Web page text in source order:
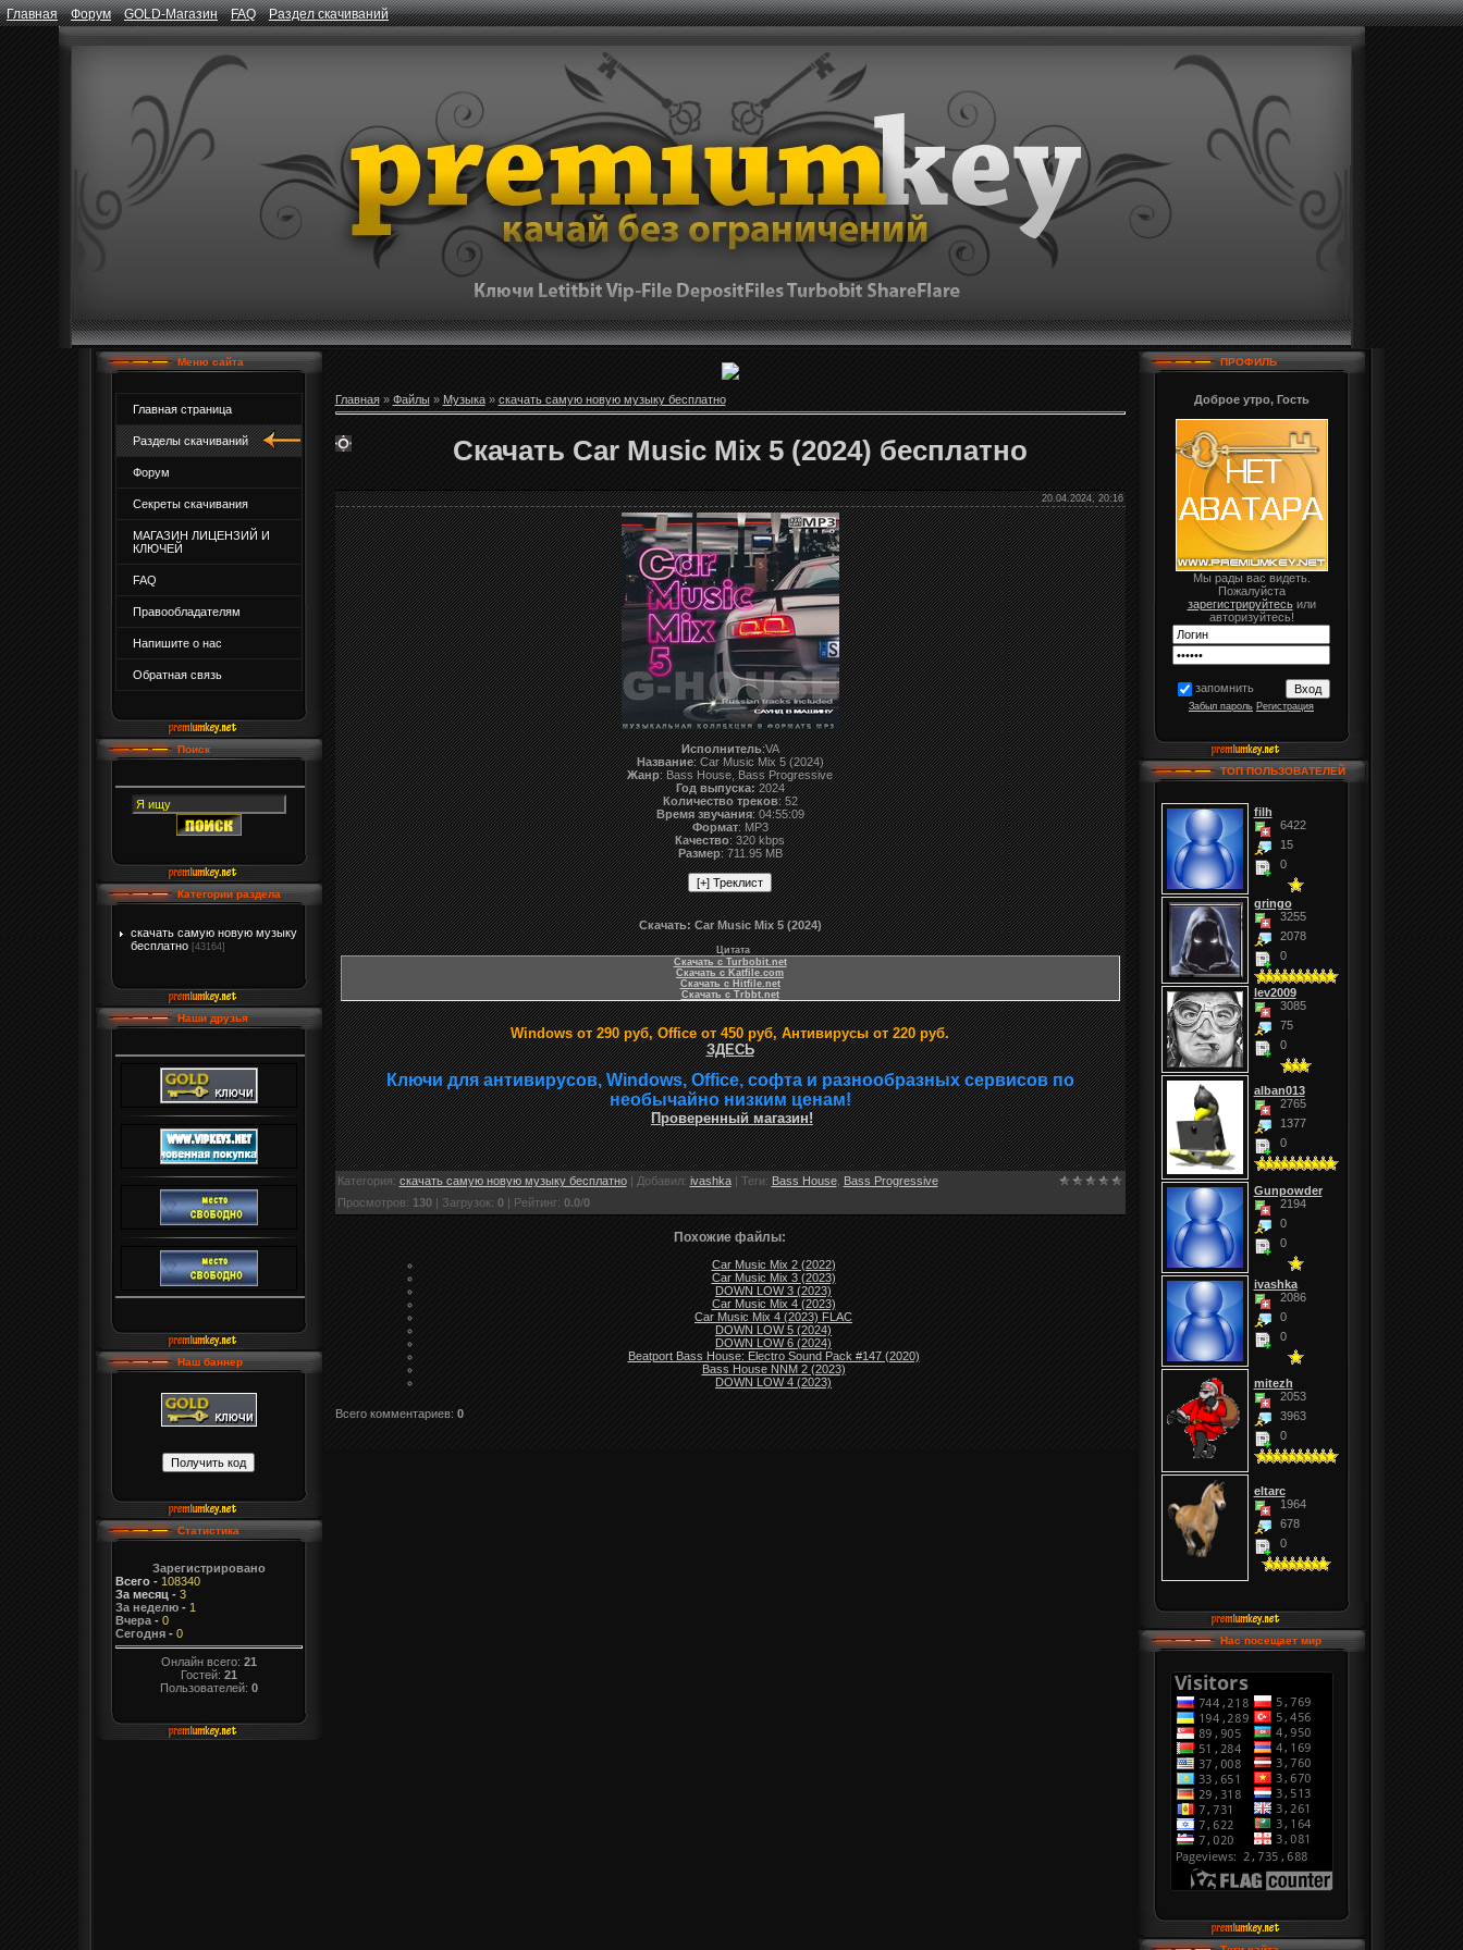
Главная Форум GOLD-Магазин FAQ Раздел скачиваний
Меню сайта
Главная страница
Разделы скачиваний
Форум
Секреты скачивания
МАГАЗИН ЛИЦЕНЗИЙ И
КЛЮЧЕЙ
FAQ
Правообладателям
Напишите о нас
Обратная связь
Поиск
Категории раздела
скачать самую новую музыку
бесплатно [43164]
Наши друзья
Наш баннер
Статистика
Зарегистрировано
Всего- 108340
За месяц - 3
За неделю- 1
Вчера- 0
Сегодня- 0
Онлайн всего: 21
Гостей: 21
Пользователей: 0
Главная» Файлы» Музыка» скачать самую новую музыку бесплатно
Скачать Car Music Mix 5 (2024) бесплатно
20.04.2024, 20:16
Исполнитель:VA
Название: Car Music Mix 5 (2024)
Жанр: Bass House, Bass Progressive
Год выпуска:2024
Количество треков: 52
Время звучания: 04:55:09
Формат: MP3
Качество: 320 kbps
Размер: 711.95 MB
Скачать: Car Music Mix 5 (2024)
Цитата
Скачать с Turbobit.net
Скачать с Katfile.com
Скачать с Hitfile.net
Скачать с Trbbt.net
Windows от 290 руб, Office от 450 руб, Антивирусы от 220 руб.
ЗДЕСЬ
Ключи для антивирусов, Windows, Office, софта и разнообразных сервисов по
необычайно низким ценам!
Проверенный магазин!
Категория: скачать самую новую музыку бесплатно| Добавил: ivashka| Теги: Bass House, Bass Progressive
Просмотров: 130| Загрузок: 0| Рейтинг: 0.0/0
Похожие файлы:
Car Music Mix 2 (2022)
Car Music Mix 3 (2023)
DOWN LOW 3 (2023)
Car Music Mix 4 (2023)
Car Music Mix 4 (2023) FLAC
DOWN LOW 5 (2024)
DOWN LOW 6 (2024)
Beatport Bass House: Electro Sound Pack #147 (2020)
Bass House NNM 2 (2023)
DOWN LOW 4 (2023)
Всего комментариев: 0
ПРОФИЛЬ
Доброе утро, Гость
Мы рады вас видеть.
Пожалуйста
зарегистрируйтесьили
авторизуйтесь!
запомнить
Забыл пароль Регистрация
ТОП ПОЛЬЗОВАТЕЛЕЙ
filh
6422
15
0
gringo
3255
2078
0
lev2009
3085
75
0
alban013
2765
1377
0
Gunpowder
2194
0
0
ivashka
2086
0
0
mitezh
2053
3963
0
eltarc
1964
678
0
Нас посещает мир